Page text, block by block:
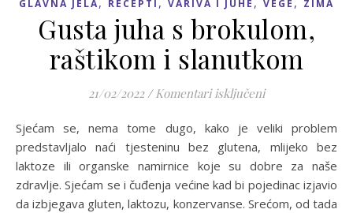
GLAVNA JELA RECEPTI VARIVA I JUHE VEGE ZIMA
Gusta juha s brokulom,
raštikom i slanutkom
21/02/2022 / Komentari isključeniza Gusta juha s
Sjećam se, nema tome dugo, kako je veliki problem
predstavljalo naći tjesteninu bez glutena, mlijeko bez
laktoze ili organske namirnice koje su dobre za naše
zdravlje. Sjećam se i čuđenja većine kad bi pojedinac izjavio
da izbjegava gluten, laktozu, konzervanse. Srećom, od tada